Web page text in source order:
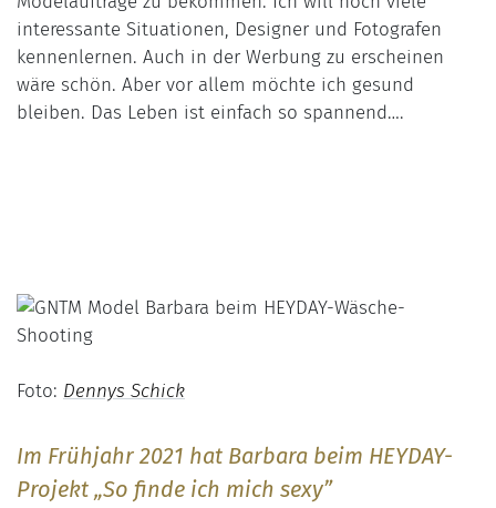
interessante Situationen, Designer und Fotografen
kennenlernen. Auch in der Werbung zu erscheinen
wäre schön. Aber vor allem möchte ich gesund
bleiben. Das Leben ist einfach so spannend….
Foto: Dennys Schick
Im Frühjahr 2021 hat Barbara beim HEYDAY-
Projekt „So finde ich mich sexy”